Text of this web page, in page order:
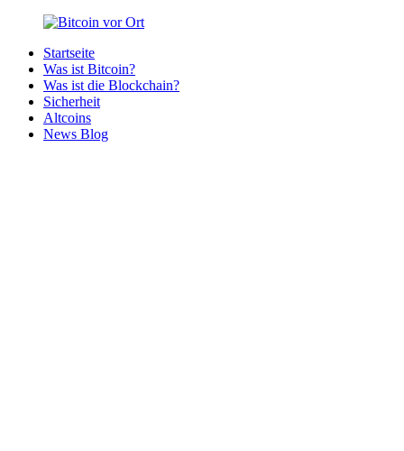
Zurück
Inhalt
Bitcoin
Bitcoins
deiner
Region
Startseite
Was ist Bitcoin?
Was ist die Blockchain?
Sicherheit
Altcoins
News Blog